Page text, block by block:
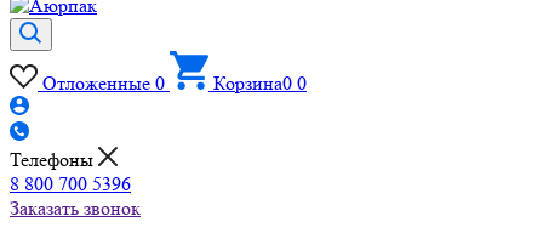
Отложенные 0 Корзина0 0
Телефоны
8 800 700 5396
Заказать звонок